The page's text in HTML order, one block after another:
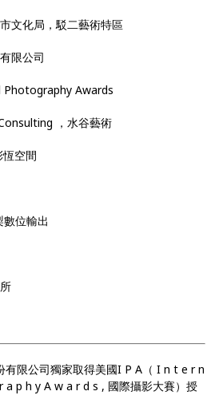
文化局，駁二藝術特區
限公司
Awards
，水谷藝術
空間
位輸出
有限公司獨家取得美國I P A（ I n t e r n
p h y A w a r d s , 國際攝影大賽）授